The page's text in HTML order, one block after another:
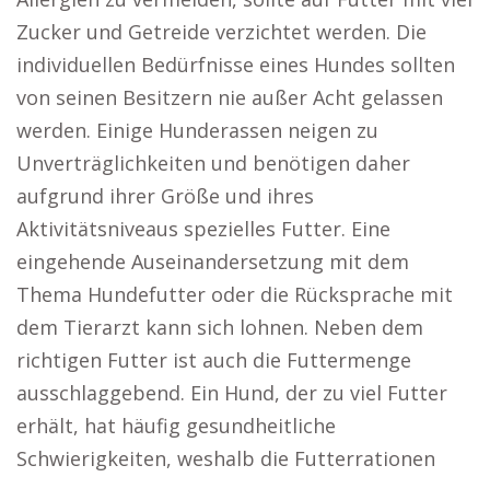
Zucker und Getreide verzichtet werden. Die
individuellen Bedürfnisse eines Hundes sollten
von seinen Besitzern nie außer Acht gelassen
werden. Einige Hunderassen neigen zu
Unverträglichkeiten und benötigen daher
aufgrund ihrer Größe und ihres
Aktivitätsniveaus spezielles Futter. Eine
eingehende Auseinandersetzung mit dem
Thema Hundefutter oder die Rücksprache mit
dem Tierarzt kann sich lohnen. Neben dem
richtigen Futter ist auch die Futtermenge
ausschlaggebend. Ein Hund, der zu viel Futter
erhält, hat häufig gesundheitliche
Schwierigkeiten, weshalb die Futterrationen